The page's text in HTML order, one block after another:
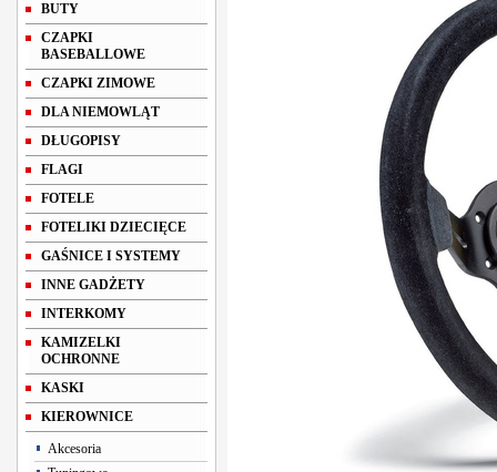
BUTY
CZAPKI
BASEBALLOWE
CZAPKI ZIMOWE
DLA NIEMOWLĄT
DŁUGOPISY
FLAGI
FOTELE
FOTELIKI DZIECIĘCE
GAŚNICE I SYSTEMY
INNE GADŻETY
INTERKOMY
KAMIZELKI
OCHRONNE
KASKI
KIEROWNICE
Akcesoria